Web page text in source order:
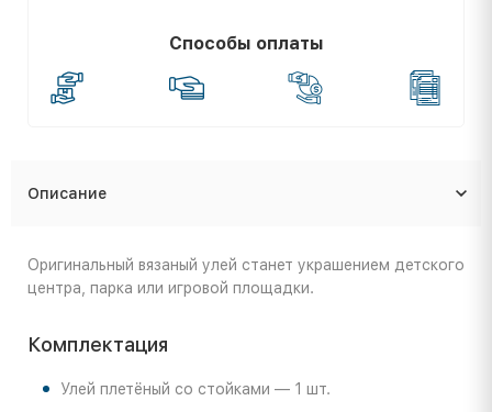
Способы оплаты
Описание
Оригинальный вязаный улей станет украшением детского
центра, парка или игровой площадки.
Комплектация
Улей плетёный со стойками — 1 шт.